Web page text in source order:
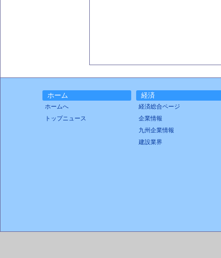
ホーム
ホームへ
トップニュース
経済
経済総合ページ
企業情報
九州企業情報
建設業界